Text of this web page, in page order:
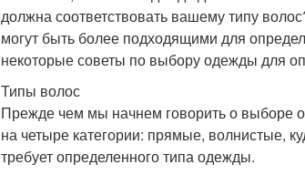
должна соответствовать вашему типу
могут быть более подходящими для
некоторые советы по выбору одежды для
Типы волос
Прежде чем мы начнем говорить о выборе
на четыре категории: прямые, волнистые,
требует определенного типа одежды.